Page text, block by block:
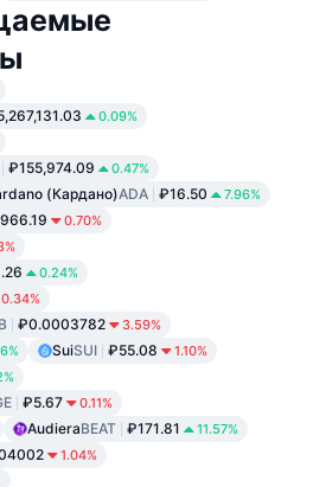
0.09%
₽155,974.09 0.47%
(Кардано)ADA ₽16.50 7.96%
0.70%
0.24%
0.34%
₽0.0003782 3.59%
SuiSUI ₽55.08 1.10%
₽5.67 0.11%
AudieraBEAT ₽171.81 11.57%
1.04%